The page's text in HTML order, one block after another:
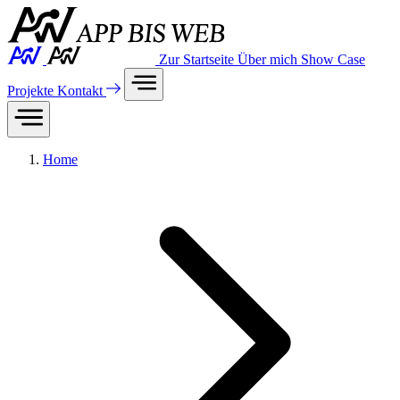
Zur Startseite Über mich Show Case
Projekte Kontakt
Home